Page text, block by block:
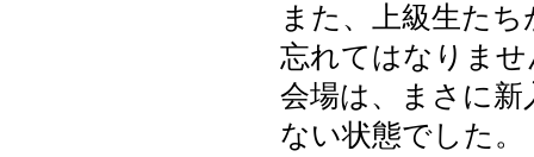
また、上級生た
忘れてはなりま
会場は、まさに
ない状態でした。